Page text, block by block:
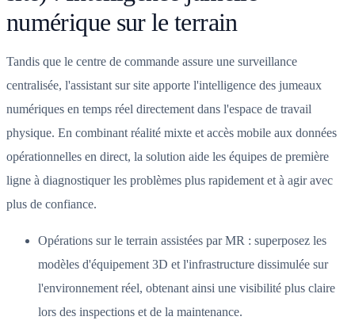
numérique sur le terrain
Tandis que le centre de commande assure une surveillance
centralisée, l'assistant sur site apporte l'intelligence des jumeaux
numériques en temps réel directement dans l'espace de travail
physique. En combinant réalité mixte et accès mobile aux données
opérationnelles en direct, la solution aide les équipes de première
ligne à diagnostiquer les problèmes plus rapidement et à agir avec
plus de confiance.
Opérations sur le terrain assistées par MR : superposez les
modèles d'équipement 3D et l'infrastructure dissimulée sur
l'environnement réel, obtenant ainsi une visibilité plus claire
lors des inspections et de la maintenance.